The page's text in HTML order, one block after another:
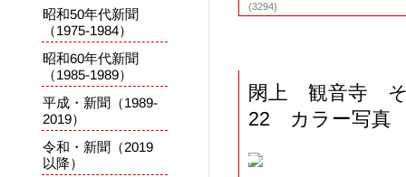
昭和50年代新聞
（1975-1984）
昭和60年代新聞
（1985-1989）
平成・新聞（1989-
2019）
令和・新聞（2019
以降）
(3294)
閖上 観音寺
22 カラー写真